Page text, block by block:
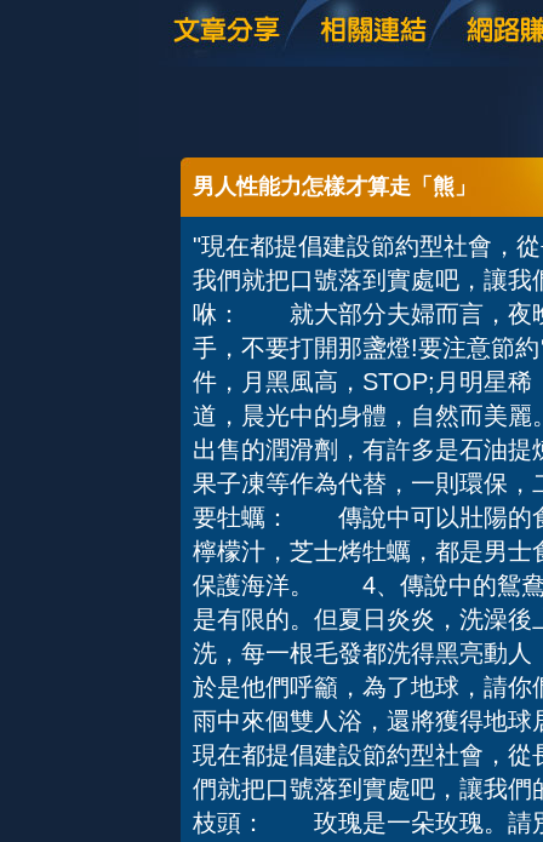
男人性能力怎樣才算走「熊」
"現在都提倡建設節約型社會，
我們就把口號落到實處吧，讓
咻： 就大部分夫婦而言，夜
手，不要打開那盞燈!要注意節
件，月黑風高，STOP;月明星
道，晨光中的身體，自然而
出售的潤滑劑，有許多是石油
果子凍等作為代替，一則環保
要牡蠣： 傳說中可以壯陽的
檸檬汁，芝士烤牡蠣，都是男士
保護海洋。 4、傳說中的鴛
是有限的。但夏日炎炎，洗澡
洗，每一根毛發都洗得黑亮動
於是他們呼籲，為了地球，請
雨中來個雙人浴，還將獲得地
現在都提倡建設節約型社會，
們就把口號落到實處吧，讓我
枝頭： 玫瑰是一朵玫瑰。請